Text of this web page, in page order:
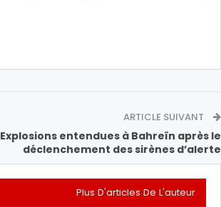
ARTICLE SUIVANT
Explosions entendues à Bahreïn après le
déclenchement des sirènes d’alerte
Plus D'articles De L'auteur